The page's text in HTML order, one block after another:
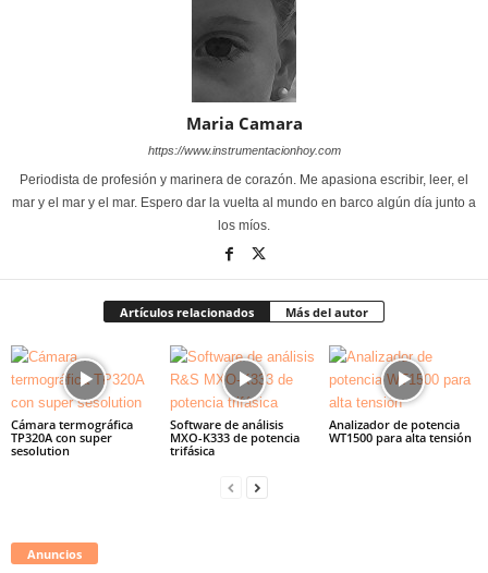
Maria Camara
https://www.instrumentacionhoy.com
Periodista de profesión y marinera de corazón. Me apasiona escribir, leer, el
mar y el mar y el mar. Espero dar la vuelta al mundo en barco algún día junto a
los míos.
Artículos relacionados Más del autor
Cámara termográfica
TP320A con super
sesolution
Software de análisis
MXO-K333 de potencia
trifásica
Analizador de potencia
WT1500 para alta tensión
Anuncios